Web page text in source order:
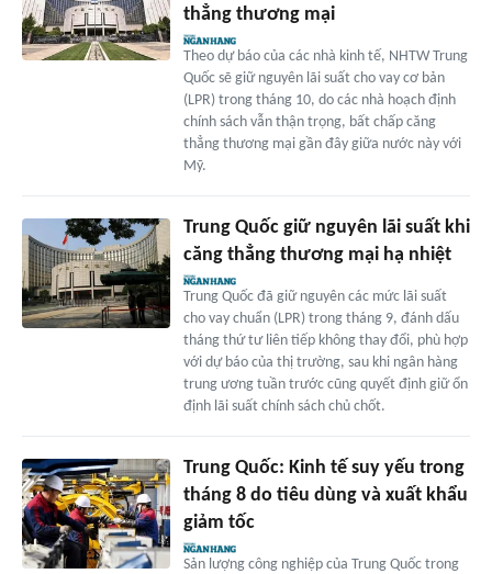
thẳng thương mại
Theo dự báo của các nhà kinh tế, NHTW Trung
Quốc sẽ giữ nguyên lãi suất cho vay cơ bản
(LPR) trong tháng 10, do các nhà hoạch định
chính sách vẫn thận trọng, bất chấp căng
thẳng thương mại gần đây giữa nước này với
Mỹ.
Trung Quốc giữ nguyên lãi suất khi
căng thẳng thương mại hạ nhiệt
Trung Quốc đã giữ nguyên các mức lãi suất
cho vay chuẩn (LPR) trong tháng 9, đánh dấu
tháng thứ tư liên tiếp không thay đổi, phù hợp
với dự báo của thị trường, sau khi ngân hàng
trung ương tuần trước cũng quyết định giữ ổn
định lãi suất chính sách chủ chốt.
Trung Quốc: Kinh tế suy yếu trong
tháng 8 do tiêu dùng và xuất khẩu
giảm tốc
Sản lượng công nghiệp của Trung Quốc trong